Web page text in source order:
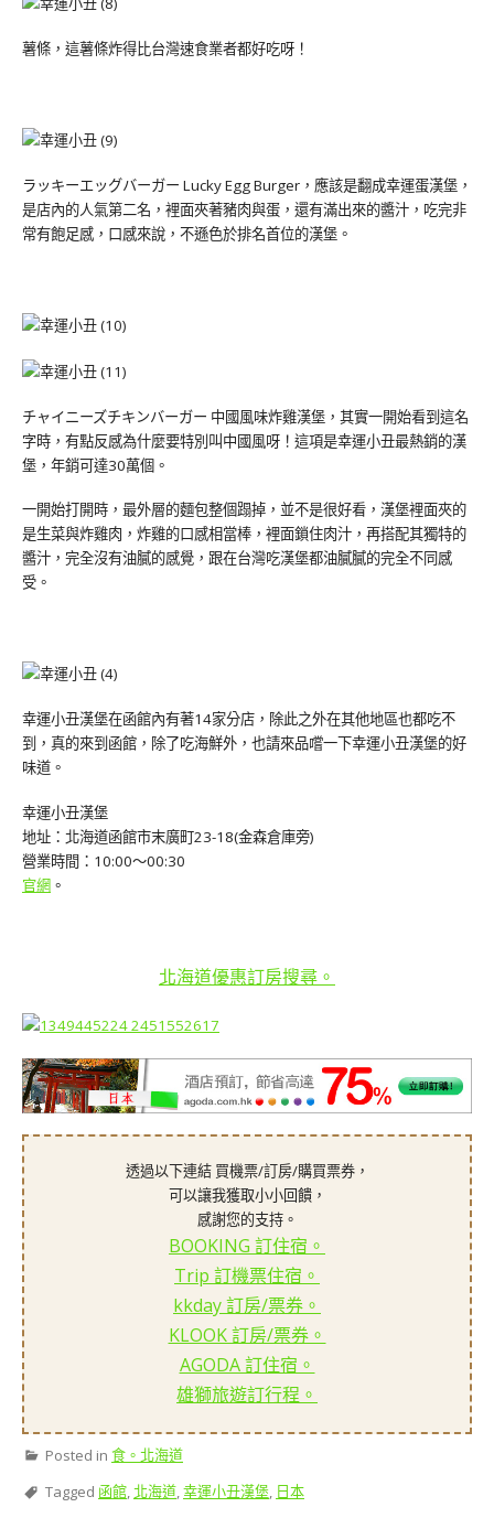
薯條，這薯條炸得比台灣速食業者都好吃呀！
ラッキーエッグバーガー Lucky Egg Burger，應該是翻成幸運蛋漢堡，
是店內的人氣第二名，裡面夾著豬肉與蛋，還有滿出來的醬汁，吃完非
常有飽足感，口感來說，不遜色於排名首位的漢堡。
チャイニーズチキンバーガー 中國風味炸雞漢堡，其實一開始看到這名
字時，有點反感為什麼要特別叫中國風呀！這項是幸運小丑最熱銷的漢
堡，年銷可達30萬個。
一開始打開時，最外層的麵包整個蹋掉，並不是很好看，漢堡裡面夾的
是生菜與炸雞肉，炸雞的口感相當棒，裡面鎖住肉汁，再搭配其獨特的
醬汁，完全沒有油膩的感覺，跟在台灣吃漢堡都油膩膩的完全不同感
受。
幸運小丑漢堡在函館內有著14家分店，除此之外在其他地區也都吃不
到，真的來到函館，除了吃海鮮外，也請來品嚐一下幸運小丑漢堡的好
味道。
幸運小丑漢堡
地址：北海道函館市末廣町23-18(金森倉庫旁)
營業時間：10:00～00:30
官網 。
北海道優惠訂房搜尋。
透過以下連結 買機票/訂房/購買票券，
可以讓我獲取小小回饋，
感謝您的支持。
BOOKING 訂住宿。
Trip 訂機票住宿。
kkday 訂房/票券。
KLOOK 訂房/票券。
AGODA 訂住宿。
雄獅旅遊訂行程。
Posted in 食。北海道
Tagged 函館,北海道,幸運小丑漢堡, 日本